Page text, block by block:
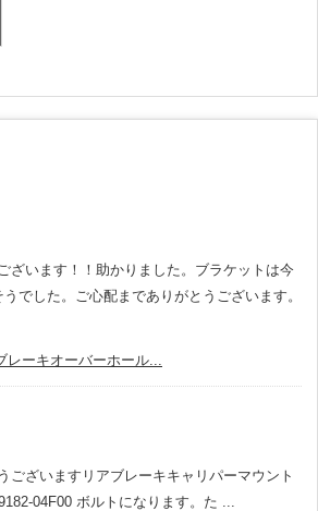
ざいます！！助かりました。ブラケットは今
でした。ご心配までありがとうございます。
ーキオーバーホール...
ございますリアブレーキキャリパーマウント
04F00 ボルトになります。た ...